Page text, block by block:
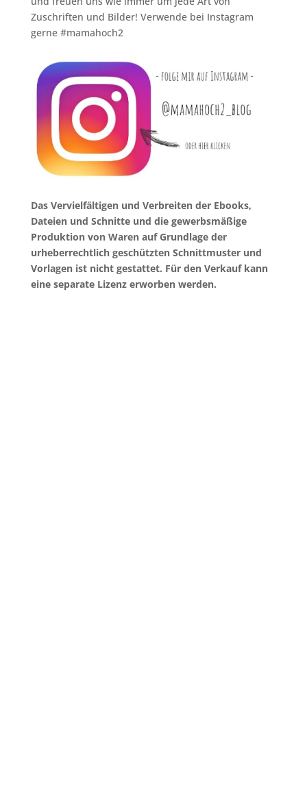
Zuschriften und Bilder! Verwende bei Instagram
gerne #mamahoch2
Das Vervielfältigen und Verbreiten der Ebooks,
Dateien und Schnitte und die gewerbsmäßige
Produktion von Waren auf Grundlage der
urheberrechtlich geschützten Schnittmuster und
Vorlagen ist nicht gestattet. Für den Verkauf kann
eine separate Lizenz erworben werden.